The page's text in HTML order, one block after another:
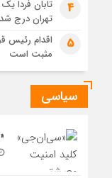
4
تابان فردا
تهران درج شد
5
اقدام رئیس
مثبت است
سیاسی